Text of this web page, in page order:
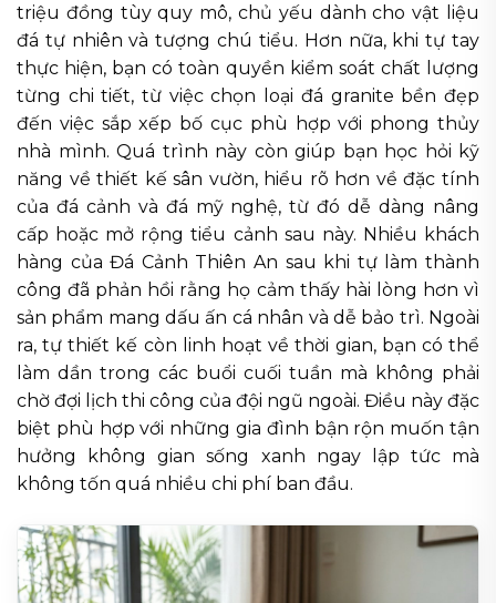
triệu đồng tùy quy mô, chủ yếu dành cho vật liệu
đá tự nhiên và tượng chú tiểu. Hơn nữa, khi tự tay
thực hiện, bạn có toàn quyền kiểm soát chất lượng
từng chi tiết, từ việc chọn loại đá granite bền đẹp
đến việc sắp xếp bố cục phù hợp với phong thủy
nhà mình. Quá trình này còn giúp bạn học hỏi kỹ
năng về thiết kế sân vườn, hiểu rõ hơn về đặc tính
của đá cảnh và đá mỹ nghệ, từ đó dễ dàng nâng
cấp hoặc mở rộng tiểu cảnh sau này. Nhiều khách
hàng của Đá Cảnh Thiên An sau khi tự làm thành
công đã phản hồi rằng họ cảm thấy hài lòng hơn vì
sản phẩm mang dấu ấn cá nhân và dễ bảo trì. Ngoài
ra, tự thiết kế còn linh hoạt về thời gian, bạn có thể
làm dần trong các buổi cuối tuần mà không phải
chờ đợi lịch thi công của đội ngũ ngoài. Điều này đặc
biệt phù hợp với những gia đình bận rộn muốn tận
hưởng không gian sống xanh ngay lập tức mà
không tốn quá nhiều chi phí ban đầu.